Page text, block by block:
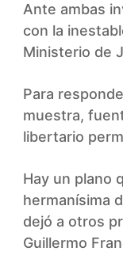
Ante ambas
con la
Ministerio de
Para
muestra,
libertario
Hay un plano
hermanísima
dejó a otros
Guillermo